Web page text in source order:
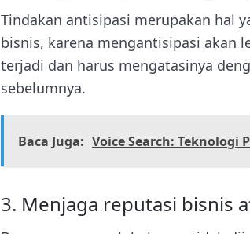
Tindakan antisipasi merupakan hal
bisnis, karena mengantisipasi akan
terjadi dan harus mengatasinya
sebelumnya.
Baca Juga: Voice Search: Teknologi
3. Menjaga reputasi bisnis